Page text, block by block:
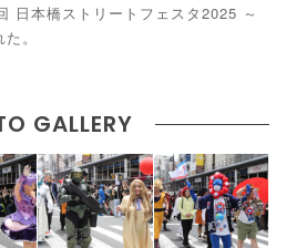
日本橋ストリートフェスタ2025 ～
。
GALLERY